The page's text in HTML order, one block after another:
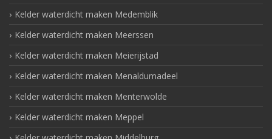
Kelder waterdicht maken Medemblik
Kelder waterdicht maken Meerssen
Kelder waterdicht maken Meierijstad
Kelder waterdicht maken Menaldumadeel
Kelder waterdicht maken Menterwolde
Kelder waterdicht maken Meppel